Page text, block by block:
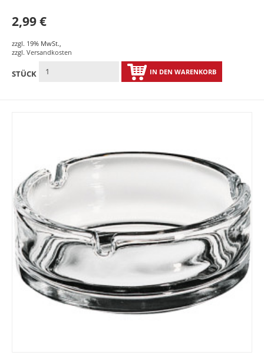
2,99 €
zzgl. 19% MwSt.
zzgl. Versandkosten
STÜCK IN DEN WARENKORB